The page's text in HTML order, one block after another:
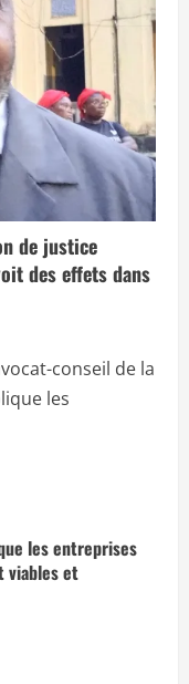
de justice
des effets dans
conseil de la
les
les entreprises
viables et